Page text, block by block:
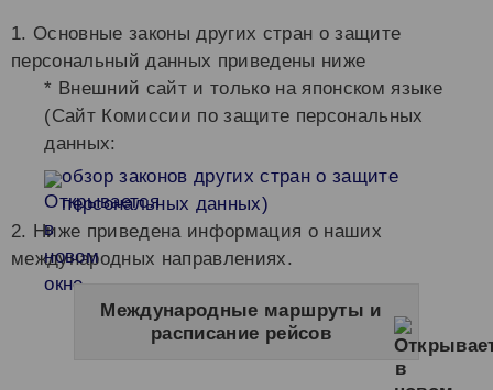
1. Основные законы других стран о защите
персональный данных приведены ниже
* Внешний сайт и только на японском языке
(Сайт Комиссии по защите персональных
данных:
обзор законов других стран о защите
персональных данных)
2. Ниже приведена информация о наших
международных направлениях.
Международные маршруты и
расписание рейсов